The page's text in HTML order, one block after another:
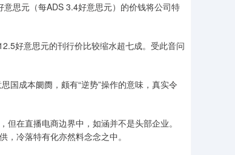
思元（每ADS 3.4好意思元）的价钱将公司特
好意思元的刊行价比较缩水超七成。受此音问
成本阛阓，颇有“逆势”操作的意味，真实令
在直播电商边界中，如涵并不是头部企业。
冷落特有化亦然料念念之中。